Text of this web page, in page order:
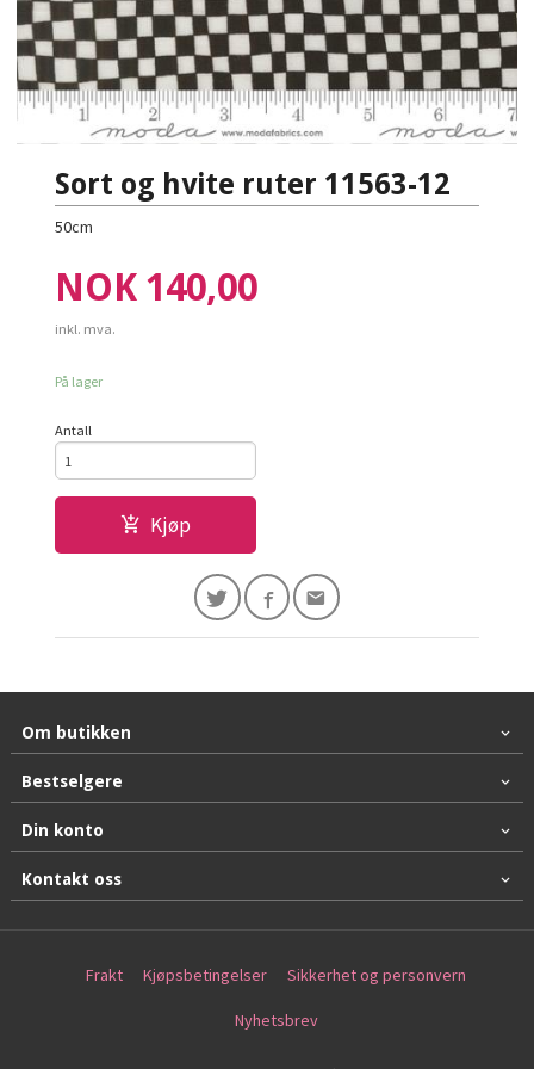
Sort og hvite ruter 11563-12
50cm
Pris
NOK 140,00
inkl. mva.
På lager
Antall
Kjøp
Om butikken
Bestselgere
Din konto
Kontakt oss
Frakt Kjøpsbetingelser Sikkerhet og personvern
Nyhetsbrev